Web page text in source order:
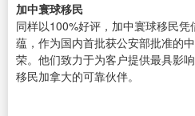
加中寰球移民
同样以100%好评，加中寰球移民
蕴，作为国内首批获公安部批准的
荣。他们致力于为客户提供最具影
移民加拿大的可靠伙伴。